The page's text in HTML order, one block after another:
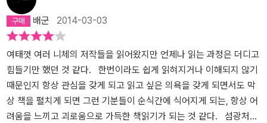
을 바탕으로 쓰여졌으며, 이 작품에 뒤이어 곧바로 쓰여진『도덕의 계
보』와 함께 '니체의 후기 사상'의 핵심을 이루는 책이라고 평가받는
다. 이 책은 본질적으로 '현대성에 대한 비판'을 다룬 책이다. 문제는
그가 다루는 '현대성'의 범위가 너무나 광범위하다는 점이다. '현대 학
문', '현대 예술', '현대 정치', '현대 철학' 모두가 그의 비판 대상이다.
왜 '현대'가 이토록 문제인가. 그가 보기에 '현대'는 근본적으로 '인간
의 평범화, 왜소화'에 방향을 잡은 것으로 비춰졌다. 엘리트 중심의 귀
족 정치에 반하는 '민주주의'는 그래서 비판을 받는다. 니체는 '문명',
계발서 보다 더 파워풀하고 진지한 책으로 다가왔다.
배군 2014-03-03
여태껏 여러 니체의 저작들을 읽어왔지만 언제나 읽는 과정은 더디고
힘들기만 했던 것 같다. 한번이라도 쉽게 읽혀지거나 이해되지 않기
때문인지 항상 관심을 갖게 되고 읽고 싶은 의욕을 갖게 되면서도 막
상 책을 펼치게 되면 그런 기분들이 순식간에 식어지게 되는, 항상 어
려움을 느끼고 괴로움으로 가득한 책읽기가 되는 것 같다. 섬광처럼